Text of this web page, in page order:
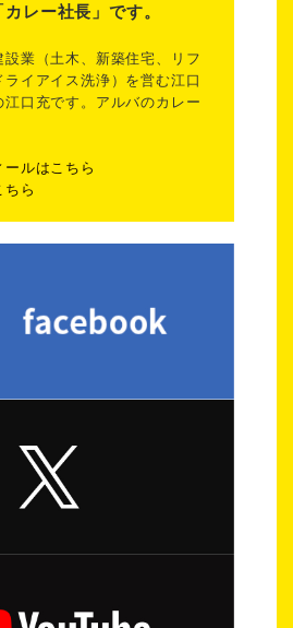
レー社長」です。
業（土木、新築住宅、リフ
ライアイス洗浄）を営む江口
江口充です。アルバのカレー
ルはこちら
ちら